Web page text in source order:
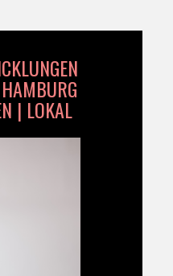
| LOKAL